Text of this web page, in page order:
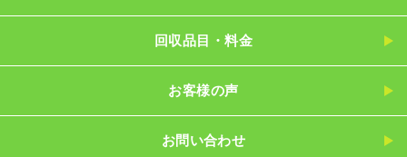
回収品目・料金
お客様の声
お問い合わせ